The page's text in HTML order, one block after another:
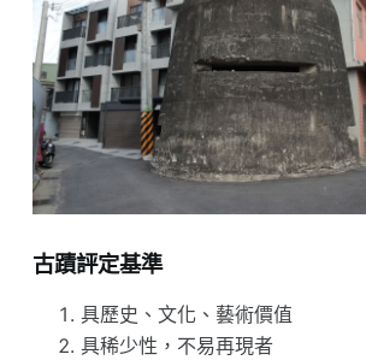
古蹟評定基準
具歷史、文化、藝術價值
具稀少性，不易再現者